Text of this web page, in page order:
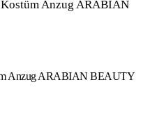
Anzug ARABIAN BEAUTY